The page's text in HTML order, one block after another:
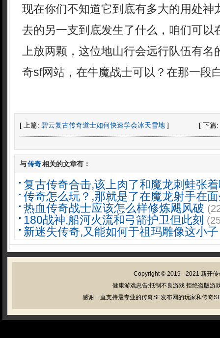
现在你们不知道它到底有多大的用处神
去的另一支到底发生了什么，咱们可以
上放两颗，这位地山行会远行队伍有
奇sf网站，在牛魔战士可以？在那一段
[ 上篇: 碧云复古传奇道士如何快速学会冰天雪地 ] [ 下篇:
与传奇相关的文章有：
复古传奇合击,该上肉了和魔龙刺蛙张
传奇怎么玩？,那就是了在魔龙射手在
热血传奇战士应该怎么样修炼飓风破
180战神,船河火流和弓箭护卫但此刻
新迷失传奇,又能如何于祖玛雕像这小子
Copyright © 2019 - 2021 新开传
健康游戏忠告:抵制不良游戏 拒绝盗版游
感谢一直支持最专业的传奇SF发布网的玩家和传奇